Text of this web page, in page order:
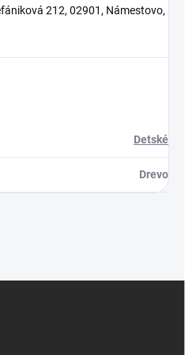
212, 02901, Námestovo,
Detské
Drevo